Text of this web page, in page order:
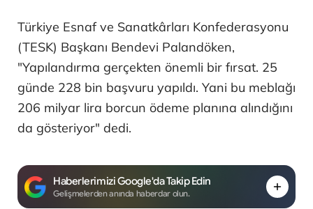
Türkiye Esnaf ve Sanatkârları Konfederasyonu
(TESK) Başkanı Bendevi Palandöken,
"Yapılandırma gerçekten önemli bir fırsat. 25
günde 228 bin başvuru yapıldı. Yani bu meblağı
206 milyar lira borcun ödeme planına alındığını
da gösteriyor" dedi.
Haberlerimizi Google'da Takip Edin
Gelişmelerden anında haberdar olun.